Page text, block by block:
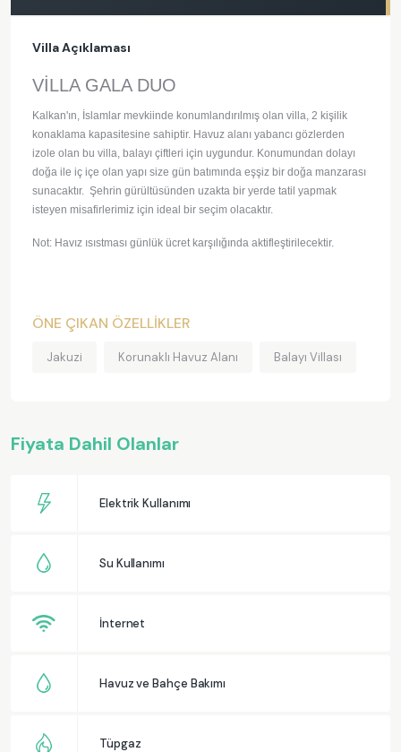
Villa Açıklaması
VİLLA GALA DUO
Kalkan'ın, İslamlar mevkiinde konumlandırılmış olan villa, 2 kişilik
konaklama kapasitesine sahiptir. Havuz alanı yabancı gözlerden
izole olan bu villa, balayı çiftleri için uygundur. Konumundan dolayı
doğa ile iç içe olan yapı size gün batımında eşşiz bir doğa manzarası
sunacaktır. Şehrin gürültüsünden uzakta bir yerde tatil yapmak
isteyen misafirlerimiz için ideal bir seçim olacaktır.
Not: Havız ısıstması günlük ücret karşılığında aktifleştirilecektir.
ÖNE ÇIKAN ÖZELLİKLER
Jakuzi Korunaklı Havuz Alanı Balayı Villası
Fiyata Dahil Olanlar
Elektrik Kullanımı
Su Kullanımı
İnternet
Havuz ve Bahçe Bakımı
Tüpgaz